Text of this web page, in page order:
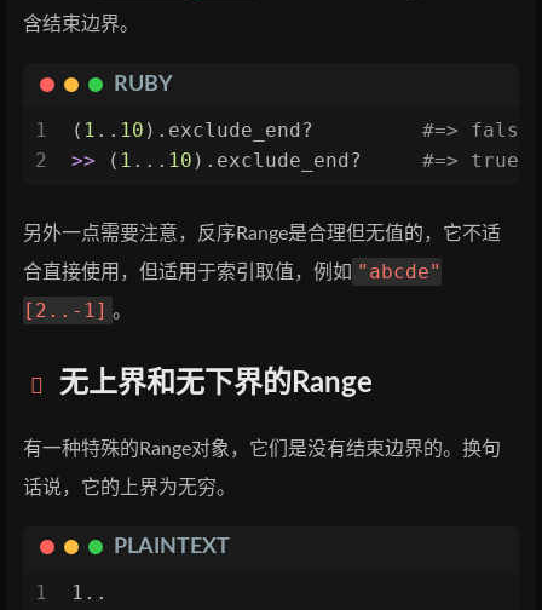
含结束边界。
RUBY
1
2
( 1 .. 10 ).exclude_end? #=> false
>> ( 1 ... 10 ).exclude_end? #=> true
另外一点需要注意，反序Range是合理但无值的，它不适
合直接使用，但适用于索引取值，例如
"abcde"
[2..-1] 。
无上界和无下界的Range
有一种特殊的Range对象，它们是没有结束边界的。换句
话说，它的上界为无穷。
PLAINTEXT
1
1..